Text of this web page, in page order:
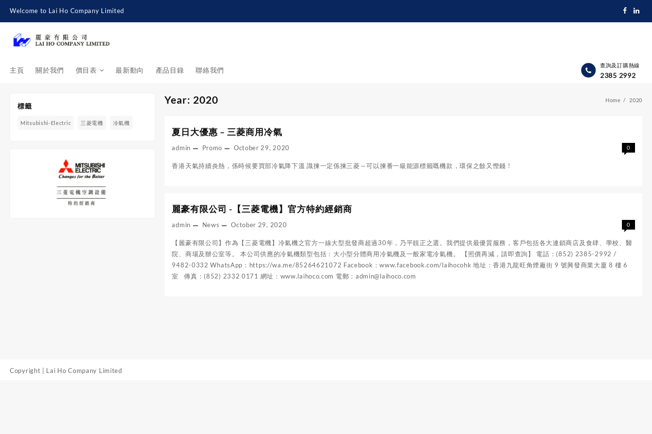
content
Welcome to Lai Ho Company Limited
主頁 關於我們 價目表 最新動向 產品目錄 聯絡我們
查詢及訂購熱線
2385 2992
標籤
Mitsubishi-Electric 三菱電機 冷氣機
Year: 2020 Home 2020
夏日大優惠 – 三菱商用冷氣
admin Promo October 29, 2020 0
香港天氣持續炎熱，係時候要買部冷氣降下溫 識揀一定係揀三菱～可以揀番一級能源標籤嘅機款，環保之餘又慳錢 !
麗豪有限公司 -【三菱電機】官方特約經銷商
admin News October 29, 2020 0
【麗豪有限公司】作為【三菱電機】冷氣機之官方一線大型批發商超過30年，乃平靚正之選。我們提供最優質服務，客戶包括各大連鎖商店及食肆、學校、醫
院、商場及辦公室等。 本公司供應的冷氣機類型包括：大小型分體商用冷氣機及一般家電冷氣機。 【照價再減，請即查詢】 電話：(852) 2385-2992 /
9482-0332 WhatsApp：https://wa.me/85264621072 Facebook：www.facebook.com/laihocohk 地址：香港九龍旺角煙廠街 9 號興發商業大廈 8 樓 6
室 傳真：(852) 2332 0171 網址：www.laihoco.com 電郵：admin@laihoco.com
Copyright | Lai Ho Company Limited